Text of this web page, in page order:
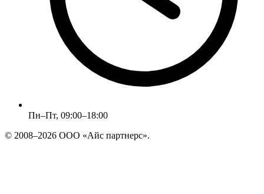
Пн–Пт, 09:00–18:00
© 2008–2026 ООО «Айс партнерс».